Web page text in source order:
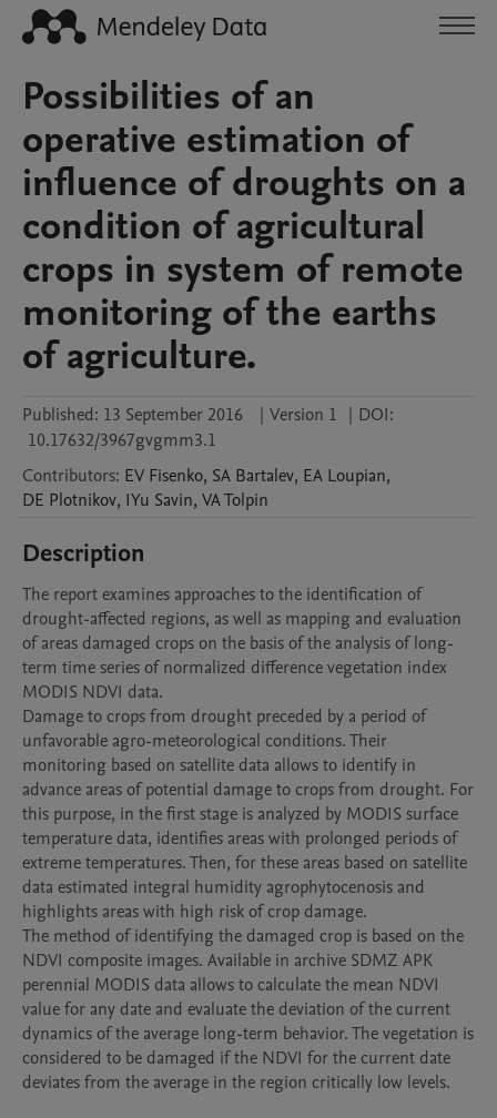
Possibilities of an
operative estimation of
influence of droughts on a
condition of agricultural
crops in system of remote
monitoring of the earths
of agriculture.
Published: 13 September 2016 | Version 1 | DOI:
10.17632/3967gvgmm3.1
Contributors: EV Fisenko, SA Bartalev, EA Loupian,
DE Plotnikov, IYu Savin, VATolpin
Description
The report examines approaches to the identification of
drought-affected regions, as well as mapping and evaluation
of areas damaged crops on the basis of the analysis of long-
term time series of normalized difference vegetation index
MODIS NDVI data.
Damage to crops from drought preceded by a period of
unfavorable agro-meteorological conditions. Their
monitoring based on satellite data allows to identify in
advance areas of potential damage to crops from drought. For
this purpose, in the first stage is analyzed by MODIS surface
temperature data, identifies areas with prolonged periods of
extreme temperatures. Then, for these areas based on satellite
data estimated integral humidity agrophytocenosis and
highlights areas with high risk of crop damage.
The method of identifying the damaged crop is based on the
NDVI composite images. Available in archive SDMZ APK
perennial MODIS data allows to calculate the mean NDVI
value for any date and evaluate the deviation of the current
dynamics of the average long-term behavior. The vegetation is
considered to be damaged if the NDVI for the current date
deviates from the average in the region critically low levels.